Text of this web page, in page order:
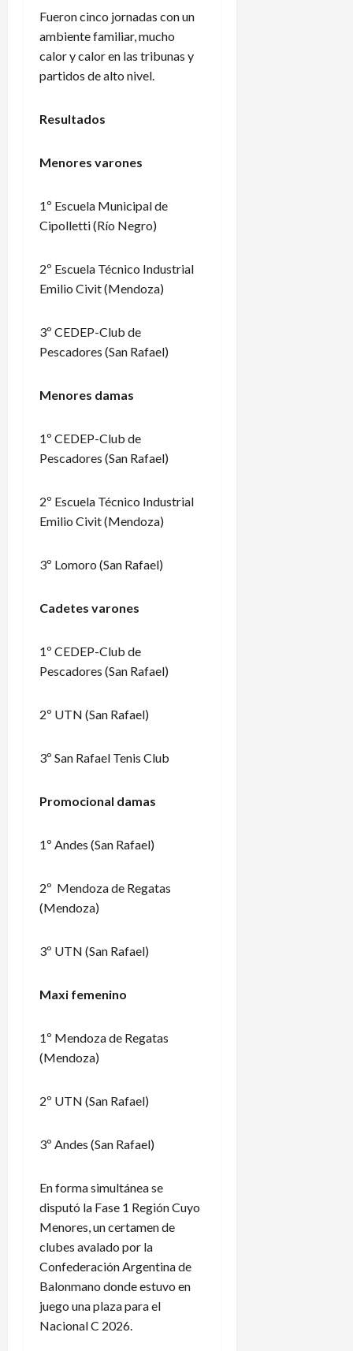
Fueron cinco jornadas con un
ambiente familiar, mucho
calor y calor en las tribunas y
partidos de alto nivel.
Resultados
Menores varones
1º Escuela Municipal de
Cipolletti (Río Negro)
2º Escuela Técnico Industrial
Emilio Civit (Mendoza)
3º CEDEP-Club de
Pescadores (San Rafael)
Menores damas
1º CEDEP-Club de
Pescadores (San Rafael)
2º Escuela Técnico Industrial
Emilio Civit (Mendoza)
3º Lomoro (San Rafael)
Cadetes varones
1º CEDEP-Club de
Pescadores (San Rafael)
2º UTN (San Rafael)
3º San Rafael Tenis Club
Promocional damas
1º Andes (San Rafael)
2º Mendoza de Regatas
(Mendoza)
3º UTN (San Rafael)
Maxi femenino
1º Mendoza de Regatas
(Mendoza)
2º UTN (San Rafael)
3º Andes (San Rafael)
En forma simultánea se
disputó la Fase 1 Región Cuyo
Menores, un certamen de
clubes avalado por la
Confederación Argentina de
Balonmano donde estuvo en
juego una plaza para el
Nacional C 2026.